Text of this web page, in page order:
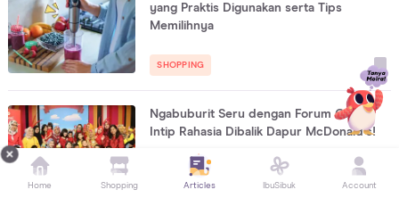
yang Praktis Digunakan serta Tips
Memilihnya
SHOPPING
Ngabuburit Seru dengan Forum Orami,
Intip Rahasia Dibalik Dapur McDonald’s!
SHOPPING
Home Shopping Articles IbuSibuk Account